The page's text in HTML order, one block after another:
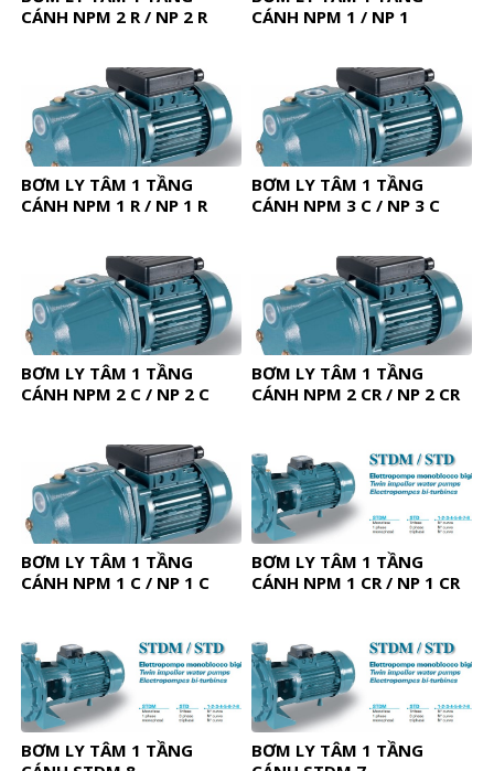
CÁNH NPM 2 R / NP 2 R
CÁNH NPM 1 / NP 1
BƠM LY TÂM 1 TẦNG
CÁNH NPM 1 R / NP 1 R
BƠM LY TÂM 1 TẦNG
CÁNH NPM 3 C / NP 3 C
BƠM LY TÂM 1 TẦNG
CÁNH NPM 2 C / NP 2 C
BƠM LY TÂM 1 TẦNG
CÁNH NPM 2 CR / NP 2 CR
BƠM LY TÂM 1 TẦNG
CÁNH NPM 1 C / NP 1 C
BƠM LY TÂM 1 TẦNG
CÁNH NPM 1 CR / NP 1 CR
BƠM LY TÂM 1 TẦNG
BƠM LY TÂM 1 TẦNG